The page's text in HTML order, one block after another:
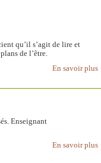
qu’il s’agit de lire et
de l’être.
En savoir plus
Enseignant
En savoir plus